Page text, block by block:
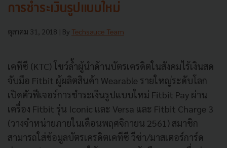
การชำระเงินรูปแบบใหม่
ตุลาคม 31, 2018 | By Techsauce Team
เคทีซี (KTC) โชว์ล้ำผู้นำด้านบัตรเครดิตในสังคมไร้เงินสด
จับมือ Fitbit ผู้ผลิตสินค้า Wearable รายใหญ่ระดับโลก
เปิดตัวฟีเจอร์การชำระเงินรูปแบบใหม่ Fitbit Pay ผ่าน
เครื่อง Fitbit รุ่น Iconic และ Versa และ Fitbit Charge 3
(วางจำหน่ายภายในเดือนพฤศจิกายน 2561) สมาชิก
สามารถใส่ข้อมูลบัตรเครดิตเคทีซี วีซ่า/มาสเตอร์การ์ด